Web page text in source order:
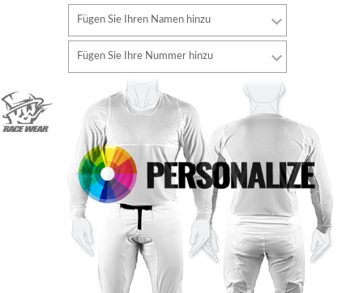
Fügen Sie Ihren Namen hinzu
Konturfarbe
Keine kontur
HINZUFÜGEN
Fügen Sie Ihre Nummer hinzu
Schriftfarbe
Konturfarbe